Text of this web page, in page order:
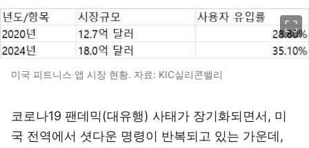
미국 피트니스 앱 시장 현황. 자료: KIC실리콘밸리
코로나19 팬데믹(대유행) 사태가 장기화되면서, 미
국 전역에서 셧다운 명령이 반복되고 있는 가운데,